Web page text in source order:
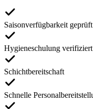
Saisonverfügbarkeit geprüft
Hygieneschulung verifiziert
Schichtbereitschaft
Schnelle